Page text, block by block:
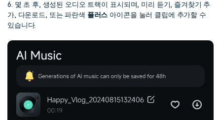
6. 몇 초 후, 생성된 오디오 트랙이 표시되며, 미리 듣기, 즐겨찾기 추
가, 다운로드, 또는 파란색 플러스 아이콘을 눌러 클립에 추가할 수
있습니다.